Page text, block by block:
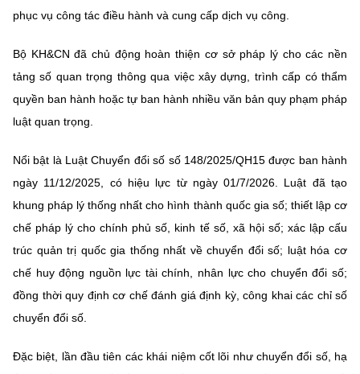
phục vụ công tác điều hành và cung cấp dịch vụ công.
Bộ KH&CN đã chủ động hoàn thiện cơ sở pháp lý cho các nền
tảng số quan trọng thông qua việc xây dựng, trình cấp có thẩm
quyền ban hành hoặc tự ban hành nhiều văn bản quy phạm pháp
luật quan trọng.
Nổi bật là Luật Chuyển đổi số số 148/2025/QH15 được ban hành
ngày 11/12/2025, có hiệu lực từ ngày 01/7/2026. Luật đã tạo
khung pháp lý thống nhất cho hình thành quốc gia số; thiết lập cơ
chế pháp lý cho chính phủ số, kinh tế số, xã hội số; xác lập cấu
trúc quản trị quốc gia thống nhất về chuyển đổi số; luật hóa cơ
chế huy động nguồn lực tài chính, nhân lực cho chuyển đổi số;
đồng thời quy định cơ chế đánh giá định kỳ, công khai các chỉ số
chuyển đổi số.
Đặc biệt, lần đầu tiên các khái niệm cốt lõi như chuyển đổi số, hạ